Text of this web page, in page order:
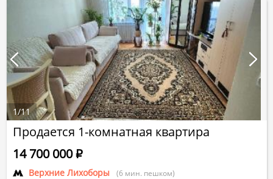
Продается 1-комнатная квартира
Верхние Лихоборы (6 мин. пешком)
14 700 000Р
1/11